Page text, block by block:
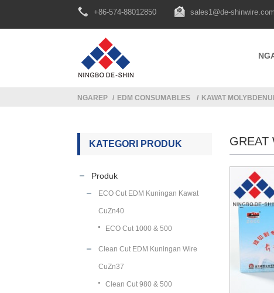
+86-574-88012850 sales1@de-shinwire.com
NGAREP EDM CONSUMABLES KAWAT
KATEGORI PRODUK
Produk
ECO Cut EDM Kuningan Kawat
CuZn40
ECO Cut 1000 & 500
Clean Cut EDM Kuningan Wire
CuZn37
Clean Cut 980 & 500
GREAT